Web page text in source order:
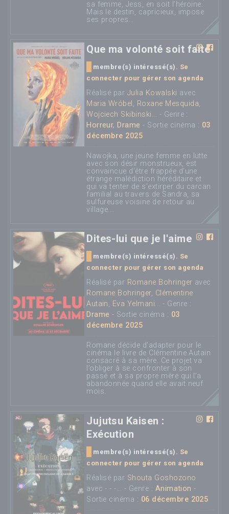
sa femme, Jess, en soit l’héroïne.
Mais le destin, capricieux, impose
ses propres...
Que ma volonté soit faite
membre(s) intéressé(s). Se
connecter pour gérer son agenda
Réalisé par Julia Kowalski avec
Maria Wróbel , Roxane Mesquida,
Wojciech Skibinski... - Genre :
Horreur, Drame - Sortie cinéma : 03
décembre 2025
Nawojka, une jeune femme en lutte
avec son désir monstrueux, est
convaincue d’être frappée d’une
étrange malédiction héréditaire et
qui va tenter de s’extirper du carcan
familial au travers de Sandra, sa
sulfureuse voisine de retour au
village.…
Dites-lui que je l'aime
membre(s) intéressé(s). Se
connecter pour gérer son agenda
Réalisé par Romane Bohringer avec
Romane Bohringer, Clémentine
Autain, Eva Yelmani... - Genre :
Drame - Sortie cinéma : 03
décembre 2025
Romane décide d’adapter pour le
cinéma le livre de Clémentine Autain
consacré à sa mère. Ce projet va
l’obliger à se confronter à son
passé et à sa propre mère qui l’a
abandonnée quand elle avait neuf
mois.
Jujutsu Kaisen :
Exécution
membre(s) intéressé(s). Se
connecter pour gérer son agenda
Réalisé par Shouta Goshozono
avec - - -... - Genre : Animation -
Sortie cinéma : 06 décembre 2025